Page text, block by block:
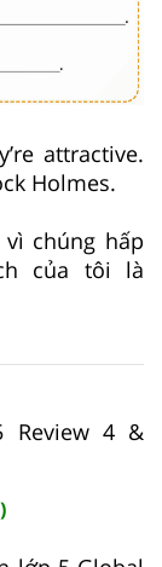
attractive.
Holmes.
chúng hấp
của tôi là
Review 4 &